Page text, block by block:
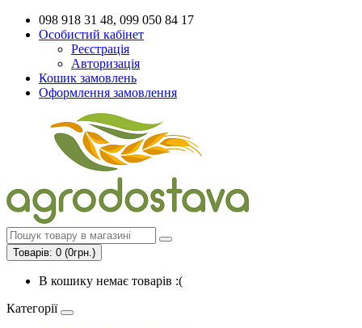
098 918 31 48, 099 050 84 17
Особистий кабінет
Реєстрація
Авторизація
Кошик замовлень
Оформлення замовлення
Товарів: 0 (0грн.)
В кошику немає товарів :(
Категорії